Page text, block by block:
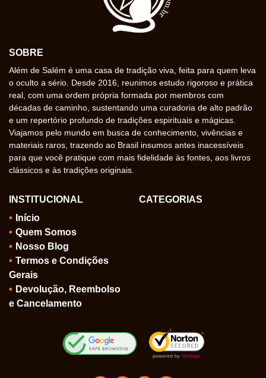
SOBRE
Além de Salém é uma casa de tradição viva, feita para quem leva
o oculto a sério. Desde 2016, reunimos estudo rigoroso e prática
real, com uma ordem própria formada por membros com
décadas de caminho, sustentando uma curadoria de alto padrão
e um repertório profundo de tradições espirituais e mágicas.
Viajamos pelo mundo em busca de conhecimento, vivências e
materiais raros, trazendo ao Brasil insumos antes inacessíveis
para que você pratique com mais fidelidade às fontes, aos livros
clássicos e às tradições originais.
INSTITUCIONAL
Início
Quem Somos
Nosso Blog
Termos e Condições
Gerais
Devolução, Reembolso
e Cancelamento
CATEGORIAS